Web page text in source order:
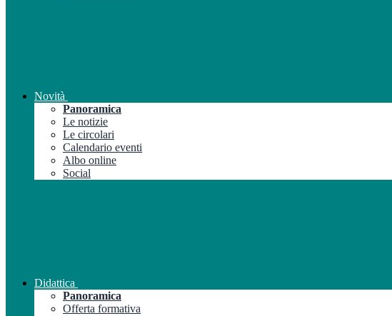
Novità
Panoramica
Le notizie
Le circolari
Calendario eventi
Albo online
Social
Didattica
Panoramica
Offerta formativa